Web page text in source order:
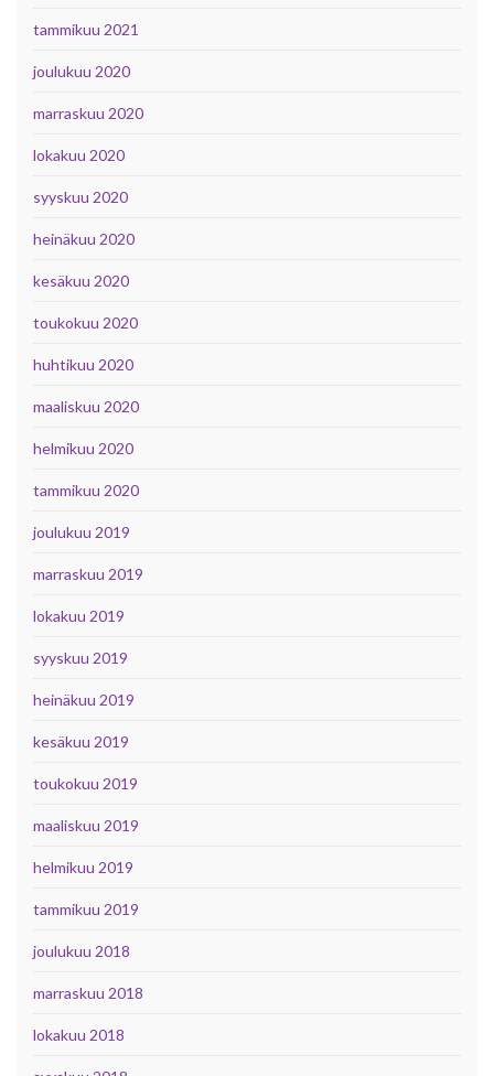
tammikuu 2021
joulukuu 2020
marraskuu 2020
lokakuu 2020
syyskuu 2020
heinäkuu 2020
kesäkuu 2020
toukokuu 2020
huhtikuu 2020
maaliskuu 2020
helmikuu 2020
tammikuu 2020
joulukuu 2019
marraskuu 2019
lokakuu 2019
syyskuu 2019
heinäkuu 2019
kesäkuu 2019
toukokuu 2019
maaliskuu 2019
helmikuu 2019
tammikuu 2019
joulukuu 2018
marraskuu 2018
lokakuu 2018